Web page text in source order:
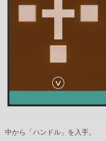
中から「ハンドル」を入手。